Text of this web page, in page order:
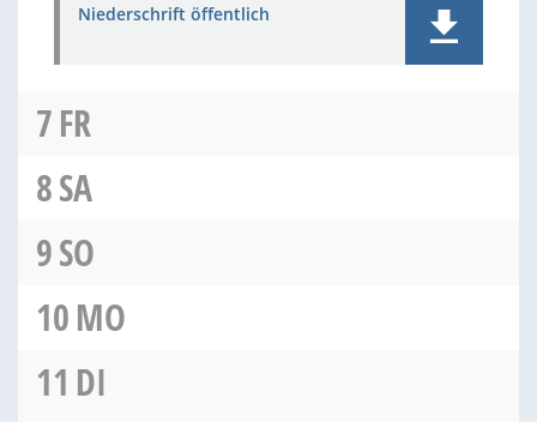
Niederschrift öffentlich
7FR
8SA
9SO
10MO
11 DI